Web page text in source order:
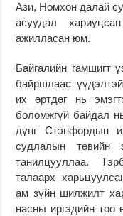
Ази, Номхон далай
асуудал
ажилласан юм.
Байгалийн гамшигт
байршлаас
их өртдөг нь
боломжгүй байдал
дүнг Стэнфордын
судлалын төвийн
танилцууллаа.
талаарх
ам зүйн шилжилт
насны иргэдийн тоо